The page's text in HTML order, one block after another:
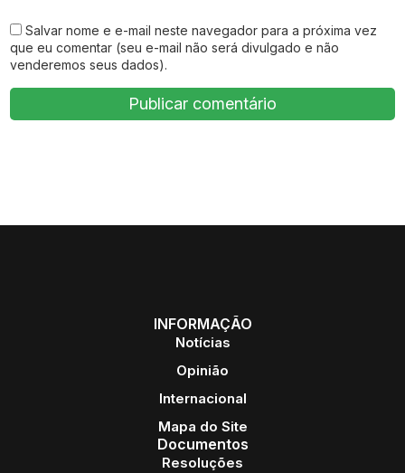
Salvar nome e e-mail neste navegador para a próxima vez
que eu comentar (seu e-mail não será divulgado e não
venderemos seus dados).
INFORMAÇÃO
Notícias
Opinião
Internacional
Mapa do Site
Documentos
Resoluções